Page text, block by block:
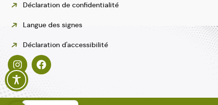
Déclaration de confidentialité
Langue des signes
Déclaration d'accessibilité
Deutsch
Italiano
Español